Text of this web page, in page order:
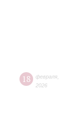
18 февраля
2026